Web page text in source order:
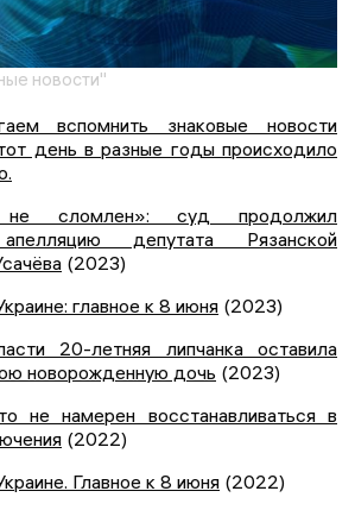
новости"
вспомнить знаковые новости
день в разные годы происходило
сломлен»: суд продолжил
депутата Рязанской
(2023)
главное к 8 июня (2023)
20-летняя липчанка оставила
новорожденную дочь (2023)
не намерен восстанавливаться в
(2022)
Главное к 8 июня (2022)